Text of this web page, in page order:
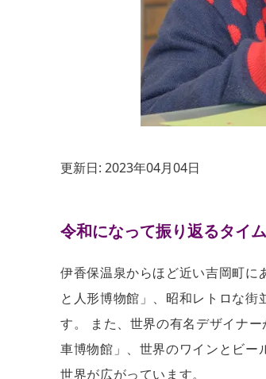
更新日: 2023年04月04日
令和になって振り返るタイ
伊香保温泉からほど近い吉岡町
と人形博物館」、昭和レトロな
す。 また、世界の有名デザイナ
車博物館」、世界のワインとビ
世界が広がっています。